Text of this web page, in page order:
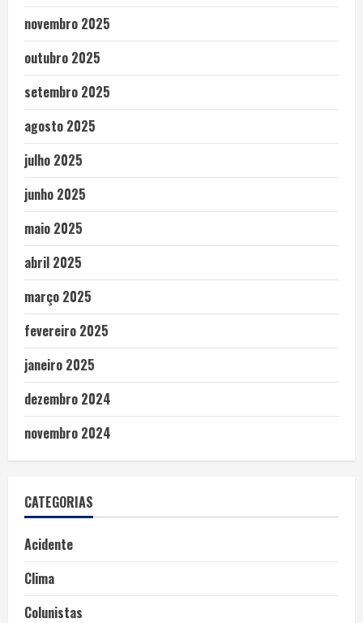
novembro 2025
outubro 2025
setembro 2025
agosto 2025
julho 2025
junho 2025
maio 2025
abril 2025
março 2025
fevereiro 2025
janeiro 2025
dezembro 2024
novembro 2024
CATEGORIAS
Acidente
Clima
Colunistas